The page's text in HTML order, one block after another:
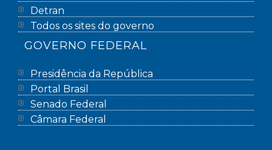
Detran
Todos os sites do governo
GOVERNO FEDERAL
Presidência da República
Portal Brasil
Senado Federal
Câmara Federal